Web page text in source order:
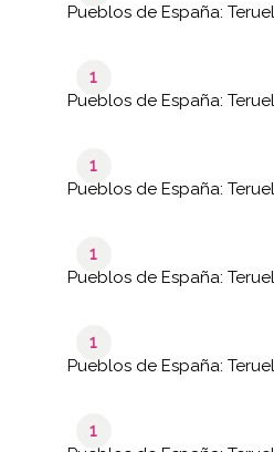
Pueblos de España: Teruel
1
Pueblos de España: Teruel
1
Pueblos de España: Teruel
1
Pueblos de España: Teruel
1
Pueblos de España: Teruel
1